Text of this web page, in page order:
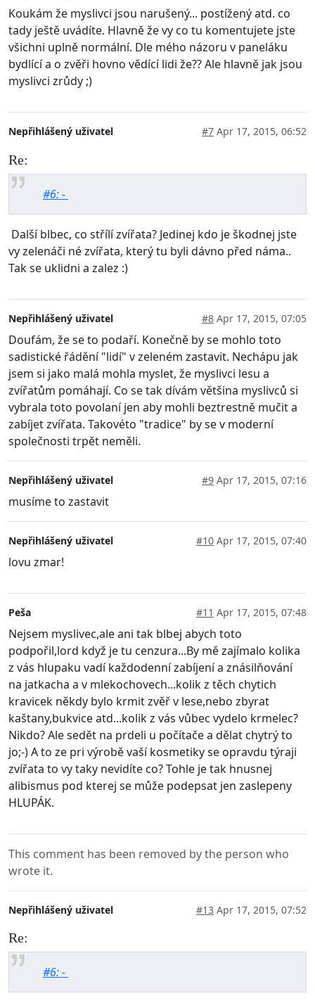
Koukám že myslivci jsou narušený... postížený atd. co
tady ještě uvádíte. Hlavně že vy co tu komentujete jste
všichni uplně normální. Dle mého názoru v paneláku
bydlící a o zvěři hovno vědící lidi že?? Ale hlavně jak jsou
myslivci zrůdy ;)
Nepřihlášený uživatel #7 Apr 17, 2015, 06:52
Re:
#6: -
Další blbec, co střílí zvířata? Jedinej kdo je škodnej jste
vy zelenáči né zvířata, který tu byli dávno před náma..
Tak se uklidni a zalez :)
Nepřihlášený uživatel #8 Apr 17, 2015, 07:05
Doufám, že se to podaří. Konečně by se mohlo toto
sadistické řádění "lidí" v zeleném zastavit. Nechápu jak
jsem si jako malá mohla myslet, že myslivci lesu a
zvířatům pomáhají. Co se tak dívám většina myslivců si
vybrala toto povolaní jen aby mohli beztrestně mučit a
zabíjet zvířata. Takovéto "tradice" by se v moderní
společnosti trpět neměli.
Nepřihlášený uživatel #9 Apr 17, 2015, 07:16
musíme to zastavit
Nepřihlášený uživatel #10 Apr 17, 2015, 07:40
lovu zmar!
Peša #11 Apr 17, 2015, 07:48
Nejsem myslivec,ale ani tak blbej abych toto
podpořil,lord když je tu cenzura...By mě zajímalo kolika
z vás hlupaku vadí každodenní zabíjení a znásilňování
na jatkacha a v mlekochovech...kolik z těch chytich
kravicek někdy bylo krmit zvěř v lese,nebo zbyrat
kaštany,bukvice atd...kolik z vás vůbec vydelo krmelec?
Nikdo? Ale sedět na prdeli u počítače a dělat chytrý to
jo;-) A to ze pri výrobě vaší kosmetiky se opravdu týraji
zvířata to vy taky nevidíte co? Tohle je tak hnusnej
alibismus pod kterej se může podepsat jen zaslepeny
HLUPÁK.
This comment has been removed by the person who
wrote it.
Nepřihlášený uživatel #13 Apr 17, 2015, 07:52
Re:
#6: -